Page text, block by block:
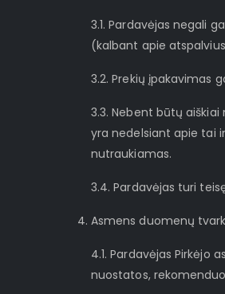
3.1. Pardavėjas negali
(kalbant apie
3.2. Prekių įpakavimas
3.3. Nebent būtų
yra nedelsiant apie tai
nutraukiamas.
3.4. Pardavėjas turi
Asmens duomenų
4.1. Pardavėjas
nuostatos,